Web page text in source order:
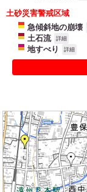
土砂災害警戒区域
急傾斜地の崩壊
土石流 詳細
地すべり 詳細